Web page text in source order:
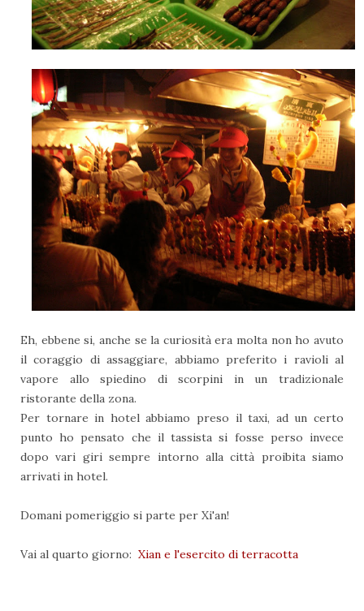
Eh, ebbene si, anche se la curiosità era molta non ho avuto
il coraggio di assaggiare, abbiamo preferito i ravioli al
vapore allo spiedino di scorpini in un tradizionale
ristorante della zona.
Per tornare in hotel abbiamo preso il taxi, ad un certo
punto ho pensato che il tassista si fosse perso invece
dopo vari giri sempre intorno alla città proibita siamo
arrivati in hotel.
Domani pomeriggio si parte per Xi'an!
Vai al quarto giorno: Xian e l'esercito di terracotta